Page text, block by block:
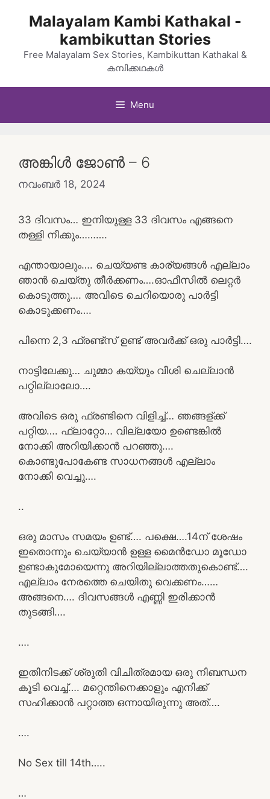
Malayalam Kambi Kathakal -
kambikuttan Stories
Free Malayalam Sex Stories, Kambikuttan Kathakal &
കമ്പിക്കഥകൾ
Menu
അങ്കിൾ ജോൺ – 6
നവംബർ 18, 2024
33 ദിവസം… ഇനിയുള്ള 33 ദിവസം എങ്ങനെ
തള്ളി നീക്കും……….
എന്തായാലും…. ചെയ്യണ്ട കാര്യങ്ങൾ എല്ലാം
ഞാൻ ചെയ്‌തു തീർക്കണം….ഓഫീസിൽ ലെറ്റർ
കൊടുത്തു…. അവിടെ ചെറിയൊരു പാർട്ടി
കൊടുക്കണം….
പിന്നെ 2,3 ഫ്രണ്ട്‌സ് ഉണ്ട് അവർക്ക് ഒരു പാർട്ടി….
നാട്ടിലേക്കു… ചുമ്മാ കയ്യും വീശി ചെല്ലാൻ
പറ്റില്ലാലോ….
അവിടെ ഒരു ഫ്രണ്ടിനെ വിളിച്ച്… ഞങ്ങള്ക്ക്
പറ്റിയ…. ഫ്ലാറ്റോ… വില്ലയോ ഉണ്ടെങ്കിൽ
നോക്കി അറിയിക്കാൻ പറഞ്ഞു….
കൊണ്ടുപോകേണ്ട സാധനങ്ങൾ എല്ലാം
നോക്കി വെച്ചു….
..
ഒരു മാസം സമയം ഉണ്ട്…. പക്ഷെ….14ന് ശേഷം
ഇതൊന്നും ചെയ്യാൻ ഉള്ള മൈൻഡോ മൂഡോ
ഉണ്ടാകുമോയെന്നു അറിയില്ലാത്തതുകൊണ്ട്….
എല്ലാം നേരത്തെ ചെയിതു വെക്കണം……
അങ്ങനെ…. ദിവസങ്ങൾ എണ്ണി ഇരിക്കാൻ
തുടങ്ങി….
….
ഇതിനിടക്ക് ശ്രുതി വിചിത്രമായ ഒരു നിബന്ധന
കൂടി വെച്ച്…. മറ്റെന്തിനെക്കാളും എനിക്ക്
സഹിക്കാൻ പറ്റാത്ത ഒന്നായിരുന്നു അത്….
….
No Sex till 14th…..
…